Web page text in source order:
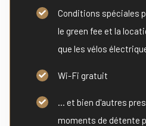
Conditions spéciales
le green fee et la
que les vélos
Wi-Fi gratuit
... et bien d'autres
moments de détente